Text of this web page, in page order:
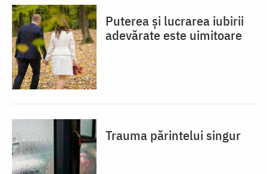
Puterea și lucrarea iubirii
adevărate este uimitoare
Trauma părintelui singur